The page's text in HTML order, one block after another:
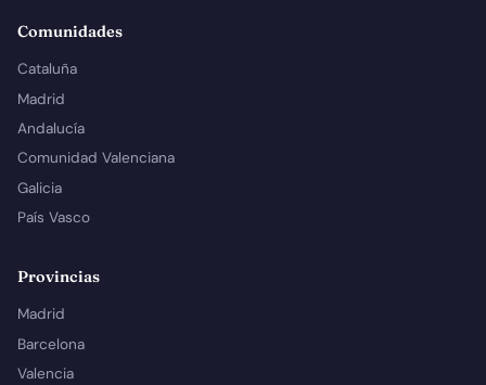
Comunidades
Cataluña
Madrid
Andalucía
Comunidad Valenciana
Galicia
País Vasco
Provincias
Madrid
Barcelona
Valencia